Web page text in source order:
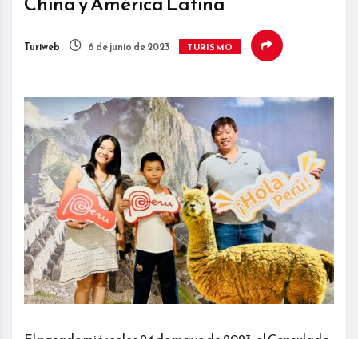
Turiweb 6 de junio de 2023 TURISMO